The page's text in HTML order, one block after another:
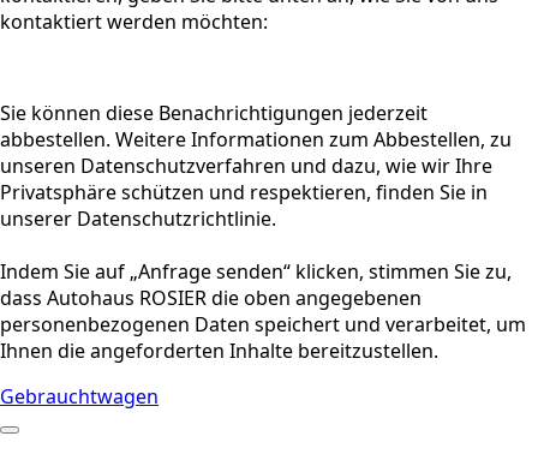
kontaktiert werden möchten:
Sie können diese Benachrichtigungen jederzeit
abbestellen. Weitere Informationen zum Abbestellen, zu
unseren Datenschutzverfahren und dazu, wie wir Ihre
Privatsphäre schützen und respektieren, finden Sie in
unserer Datenschutzrichtlinie.
Indem Sie auf „Anfrage senden“ klicken, stimmen Sie zu,
dass Autohaus ROSIER die oben angegebenen
personenbezogenen Daten speichert und verarbeitet, um
Ihnen die angeforderten Inhalte bereitzustellen.
Gebrauchtwagen